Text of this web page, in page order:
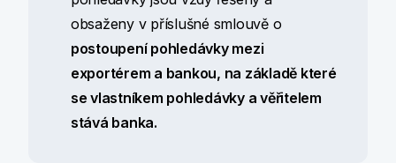
obsaženy v příslušné smlouvě o
postoupení pohledávky mezi
exportérem a bankou, na základě které
se vlastníkem pohledávky a věřitelem
stává banka.